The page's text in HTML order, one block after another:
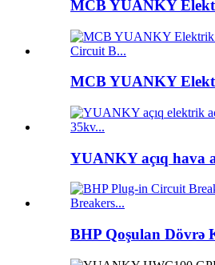
MCB YUANKY
MCB YUANKY
YUANKY açıq hava
BHP Qoşulan Dövrə